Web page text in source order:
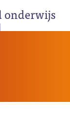
onderwijs